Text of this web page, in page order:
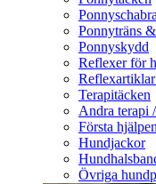
Ponnyträns
Ponnyskydd
Reflexer för
Terapitäcken
Andra terapi
Första hjälpen
Hundjackor
Övriga